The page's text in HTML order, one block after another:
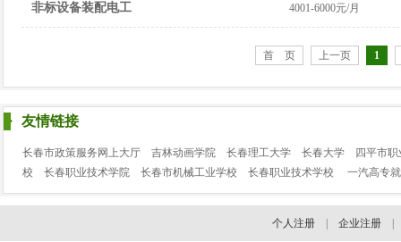
非标设备装配电工 4001-6000元/月
首 页 上一页 1
友情链接
长春市政策服务网上大厅 吉林动画学院 长春理工大学 长春大学
四平市
校
长春职业技术学院 长春市机械工业学校 长春职业技术学校 一汽高专
个人注册 企业注册